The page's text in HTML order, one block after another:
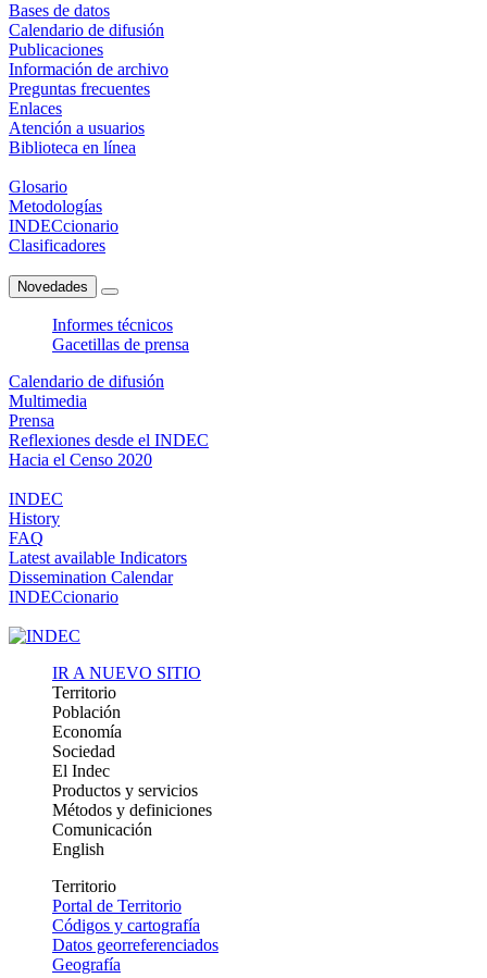
Bases de datos
Calendario de difusión
Publicaciones
Información de archivo
Preguntas frecuentes
Enlaces
Atención a usuarios
Biblioteca en línea
Glosario
Metodologías
INDECcionario
Clasificadores
Novedades
Informes técnicos
Gacetillas de prensa
Calendario de difusión
Multimedia
Prensa
Reflexiones desde el INDEC
Hacia el Censo 2020
INDEC
History
FAQ
Latest available Indicators
Dissemination Calendar
INDECcionario
IR A NUEVO SITIO
Territorio
Población
Economía
Sociedad
El Indec
Productos y servicios
Métodos y definiciones
Comunicación
English
Territorio
Portal de Territorio
Códigos y cartografía
Datos georreferenciados
Geografía